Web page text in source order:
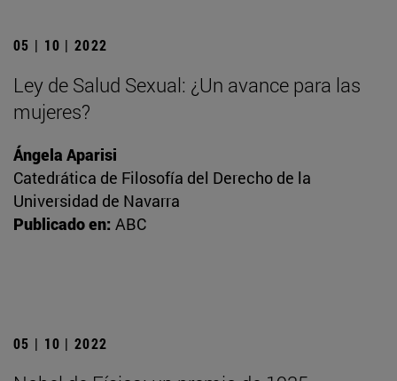
05 | 10 | 2022
Ley de Salud Sexual: ¿Un avance para las
mujeres?
Ángela Aparisi
Catedrática de Filosofía del Derecho de la
Universidad de Navarra
Publicado en: ABC
05 | 10 | 2022